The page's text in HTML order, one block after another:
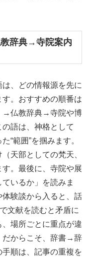
辞典→寺院案内
、どの情報源を先に
。おすすめの順番は
→仏教辞典→寺院や博
語は、神格として
“範囲”を掴みます。
天部としての梵天、
。最後に、寺院や展
いるか」を読みま
験談から入ると、話
文献を読むと矛盾に
場所ごとに重点が違
だからこそ、辞書→辞
順は、記事の重複を